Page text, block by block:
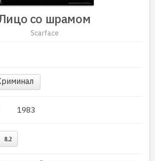
со шрамом
Scarface
1983
8.2